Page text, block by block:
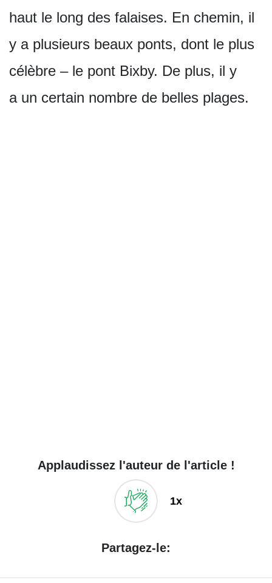
haut le long des falaises. En chemin, il
y a plusieurs beaux ponts, dont le plus
célèbre – le pont Bixby. De plus, il y
a un certain nombre de belles plages.
Applaudissez l'auteur de l'article !
1x
Partagez-le: